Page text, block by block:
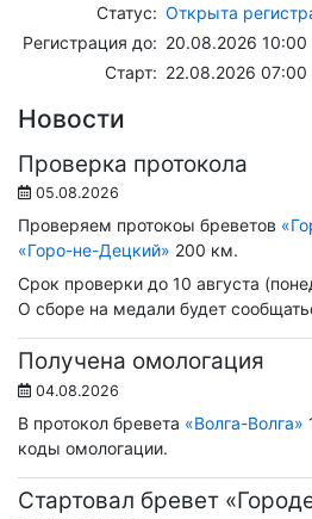
Статус: Открыта
Регистрация до: 20.08.2026 10:00
Старт: 22.08.2026 07:00
Новости
Проверка протокола
05.08.2026
Проверяем протокоы бреветов
«Горо-не-Децкий» 200 км.
Срок проверки до 10 августа
О сборе на медали будет
Получена омологация
04.08.2026
В протокол бревета «Волга-Волга»
коды омологации.
Стартовал бревет